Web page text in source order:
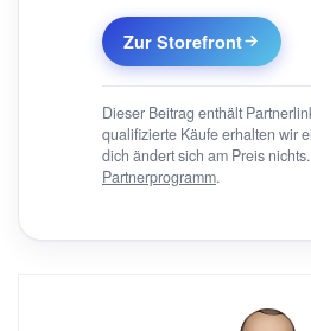
Zur Storefront
Dieser Beitrag enthält
qualifizierte Käufe erhalten wir
dich ändert sich am Preis
Partnerprogramm.